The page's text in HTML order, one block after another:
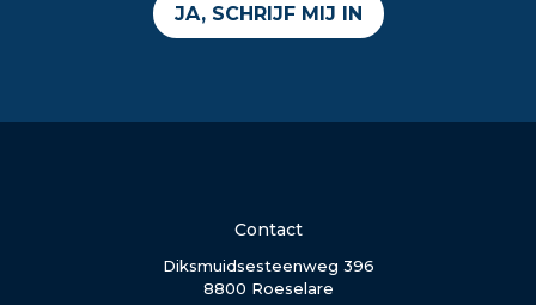
JA, SCHRIJF MIJ IN
Contact
Diksmuidsesteenweg 396
8800 Roeselare